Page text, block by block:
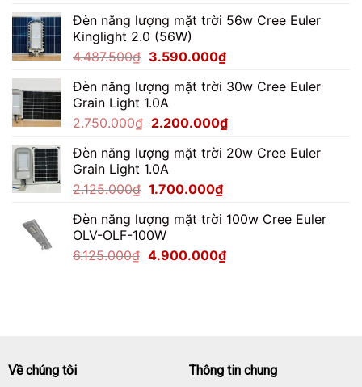
là:
7.062.500₫.
tại
5.650.000₫.
Đèn năng lượng mặt trời 56w Cree Euler
Kinglight 2.0 (56W)
4.487.500₫ Giá
là:
4.487.500₫.
3.590.000₫Giá
tại
3.590.000₫.
Đèn năng lượng mặt trời 30w Cree Euler
Grain Light 1.0A
2.750.000₫ Giá
là:
2.750.000₫.
2.200.000₫Giá
tại
Đèn năng lượng mặt trời 20w Cree Euler
Grain Light 1.0A
2.125.000₫ Giá
là:
2.125.000₫.
1.700.000₫Giá
tại
1.700.000₫.
Đèn năng lượng mặt trời 100w Cree Euler
OLV-OLF-100W
6.125.000₫ Giá
4.900.000₫Giá
Về chúng tôi Thông tin chung